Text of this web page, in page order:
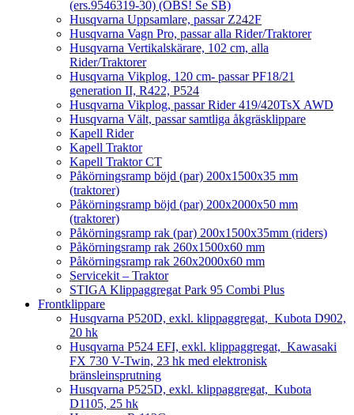
(ers.9546319-30) (OBS! Se SB)
Husqvarna Uppsamlare, passar Z242F
Husqvarna Vagn Pro, passar alla Rider/Traktorer
Husqvarna Vertikalskärare, 102 cm, alla
Rider/Traktorer
Husqvarna Vikplog, 120 cm- passar PF18/21
generation II, R422, P524
Husqvarna Vikplog, passar Rider 419/420TsX AWD
Husqvarna Vält, passar samtliga åkgräsklippare
Kapell Rider
Kapell Traktor
Kapell Traktor CT
Påkörningsramp böjd (par) 200x1500x35 mm
(traktorer)
Påkörningsramp böjd (par) 200x2000x50 mm
(traktorer)
Påkörningsramp rak (par) 200x1500x35mm (riders)
Påkörningsramp rak 260x1500x60 mm
Påkörningsramp rak 260x2000x60 mm
Servicekit – Traktor
STIGA Klippaggregat Park 95 Combi Plus
Frontklippare
Husqvarna P520D, exkl. klippaggregat, Kubota D902,
20 hk
Husqvarna P524 EFI, exkl. klippaggregat, Kawasaki
FX 730 V-Twin, 23 hk med elektronisk
bränsleinsprutning
Husqvarna P525D, exkl. klippaggregat, Kubota
D1105, 25 hk